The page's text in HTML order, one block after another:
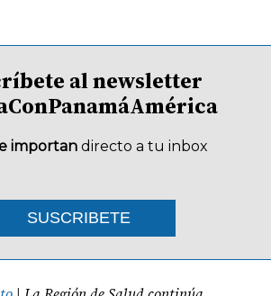
al newsletter
importan directo a tu inbox
SUSCRIBETE